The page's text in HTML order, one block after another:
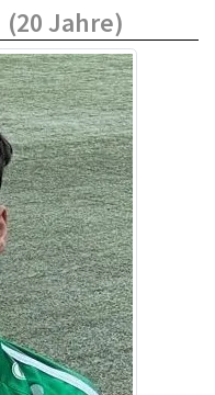
(20 Jahre)